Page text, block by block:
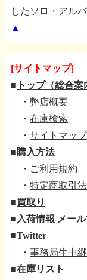
したソロ・アル
▲
[サイトマップ]
■ トップ（総合
・ 弊店概要
・ 在庫検索
・ サイトマップ
■購入方法
・ ご利用規約
・ 特定商取引
■買取り
■ 入荷情報 メー
■Twitter
・ 事務局生中継
■在庫リスト